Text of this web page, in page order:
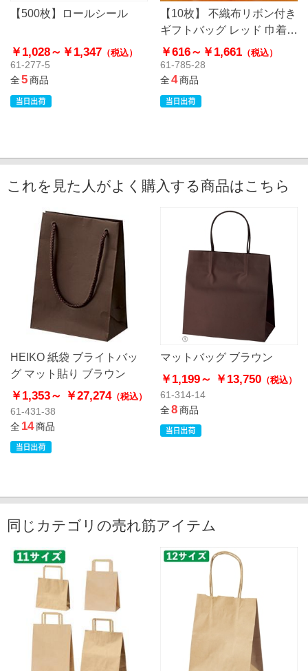
【500枚】ロールシール
￥1,028～ ￥1,347 （税込）
61-277-5
全5商品
【10枚】 不織布リボン付き
ギフトバッグ レッド 巾着
底マチ付き
￥616～ ￥1,661 （税込）
61-785-28
全4商品
これを見た人がよく購入する商品はこちら
HEIKO 紙袋 ブライトバッ
グ マット貼り ブラウン
￥1,353～ ￥27,274（税込）
61-431-38
全14商品
マットバッグ ブラウン
￥1,199～ ￥13,750（税込）
61-314-14
全8商品
同じカテゴリの売れ筋アイテム